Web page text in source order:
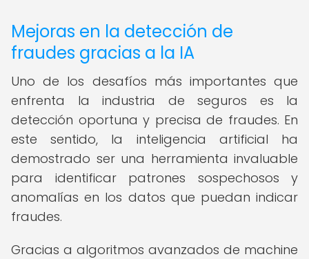
Mejoras en la detección de
fraudes gracias a la IA
Uno de los desafíos más importantes que
enfrenta la industria de seguros es la
detección oportuna y precisa de fraudes. En
este sentido, la inteligencia artificial ha
demostrado ser una herramienta invaluable
para identificar patrones sospechosos y
anomalías en los datos que puedan indicar
fraudes.
Gracias a algoritmos avanzados de machine